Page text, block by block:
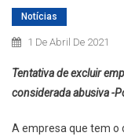
Notícias
1 De Abril De 2021
Tentativa de excluir
considerada abusiva -
A empresa que tem o